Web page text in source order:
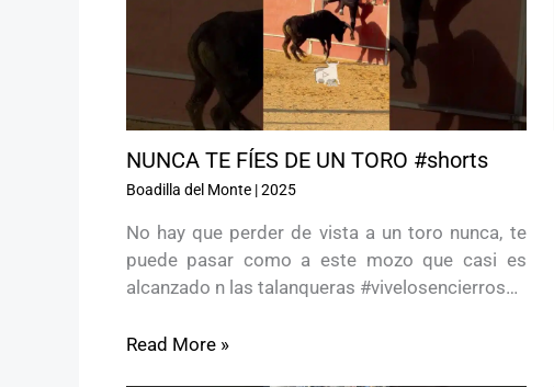
NUNCA TE FÍES DE UN TORO #shorts
Boadilla del Monte|2025
No hay que perder de vista a un toro nunca, te
puede pasar como a este mozo que casi es
alcanzado n las talanqueras #vivelosencierros…
Read More »